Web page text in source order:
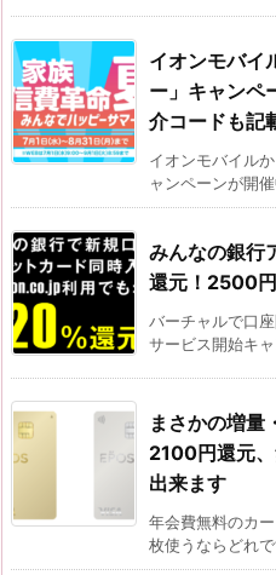
イオンモバイ
ー」キャン
介コードも記
イオンモバイル
ャンペーンが開
みんなの銀行
還元！2500
バーチャルで口
サービス開始キ
まさかの増量
2100円還元
出来ます
年会費無料のカ
枚使うならどれ